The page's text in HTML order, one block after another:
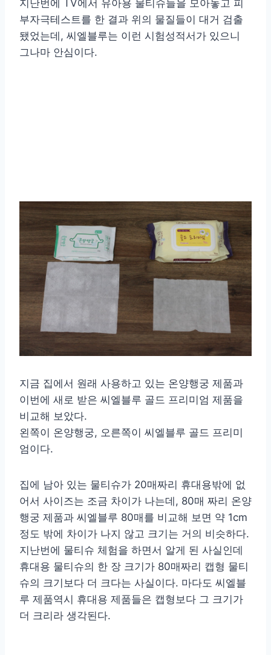
지난번에 TV에서 유아용 물티슈들을 모아놓고 피
부자극테스트를 한 결과 위의 물질들이 대거 검출
됐었는데, 씨엘블루는 이런 시험성적서가 있으니
그나마 안심이다.
지금 집에서 원래 사용하고 있는 온양행궁 제품과
이번에 새로 받은 씨엘블루 골드 프리미엄 제품을
비교해 보았다.
왼쪽이 온양행궁, 오른쪽이 씨엘블루 골드 프리미
엄이다.
집에 남아 있는 물티슈가 20매짜리 휴대용밖에 없
어서 사이즈는 조금 차이가 나는데, 80매 짜리 온양
행궁 제품과 씨엘블루 80매를 비교해 보면 약 1cm
정도 밖에 차이가 나지 않고 크기는 거의 비슷하다.
지난번에 물티슈 체험을 하면서 알게 된 사실인데
휴대용 물티슈의 한 장 크기가 80매짜리 캡형 물티
슈의 크기보다 더 크다는 사실이다. 마다도 씨엘블
루 제품역시 휴대용 제품들은 캡형보다 그 크기가
더 크리라 생각된다.